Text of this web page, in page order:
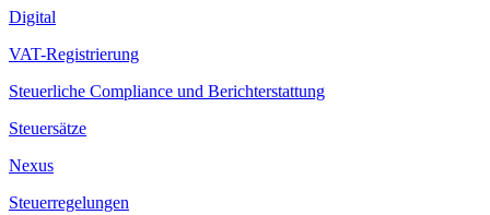
Digital
VAT-Registrierung
Steuerliche Compliance und Berichterstattung
Steuersätze
Nexus
Steuerregelungen